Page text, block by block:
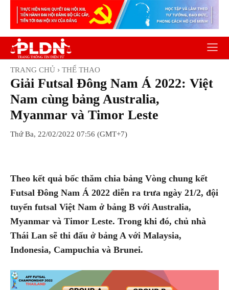
TRANG CHỦ THỂ THAO
Giải Futsal Đông Nam Á 2022: Việt
Nam cùng bảng Australia,
Myanmar và Timor Leste
Thứ Ba, 22/02/2022 07:56 (GMT+7)
Theo kết quả bốc thăm chia bảng Vòng chung kết
Futsal Đông Nam Á 2022 diễn ra trưa ngày 21/2, đội
tuyển futsal Việt Nam ở bảng B với Australia,
Myanmar và Timor Leste. Trong khi đó, chủ nhà
Thái Lan sẽ thi đấu ở bảng A với Malaysia,
Indonesia, Campuchia và Brunei.